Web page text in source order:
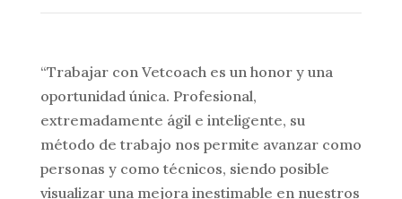
“Trabajar con Vetcoach es un honor y una
oportunidad única. Profesional,
extremadamente ágil e inteligente, su
método de trabajo nos permite avanzar como
personas y como técnicos, siendo posible
visualizar una mejora inestimable en nuestros